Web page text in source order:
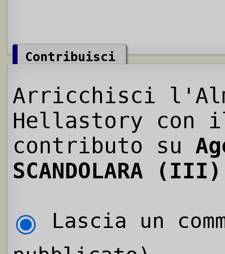
Contribuisci
Arricchisci
Hellastory con
contributo su
SCANDOLARA (III)
Lascia un